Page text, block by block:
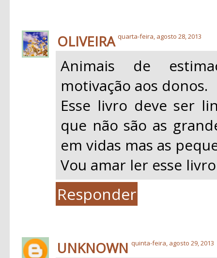
OLIVEIRA quarta-feira, agosto 28, 2013
Animais de
motivação aos donos.
Esse livro deve ser
que não são as
em vidas mas as
Vou amar ler esse
Responder
UNKNOWN quinta-feira, agosto 29, 2013